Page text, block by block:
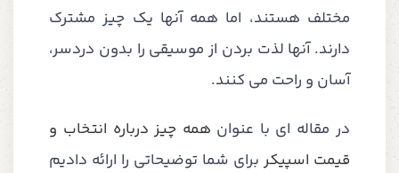
مختلف هستند، اما همه آنها یک چیز مشترک
دارند. آنها لذت بردن از موسیقی را بدون دردسر،
آسان و راحت می کنند.
در مقاله ای با عنوان همه چیز درباره انتخاب و
قیمت اسپیکر برای شما توضیحاتی را ارائه دادیم